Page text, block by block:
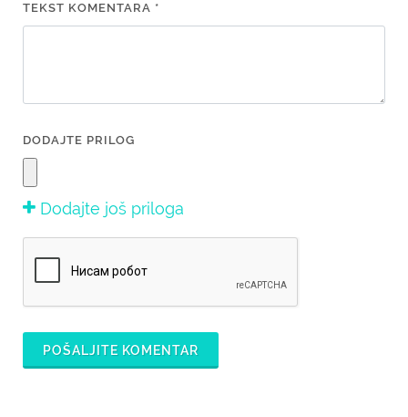
TEKST KOMENTARA *
DODAJTE PRILOG
Dodajte još priloga
POŠALJITE KOMENTAR